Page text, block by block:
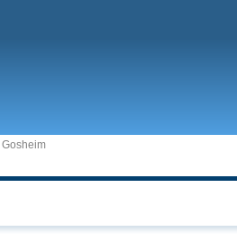
Gosheim